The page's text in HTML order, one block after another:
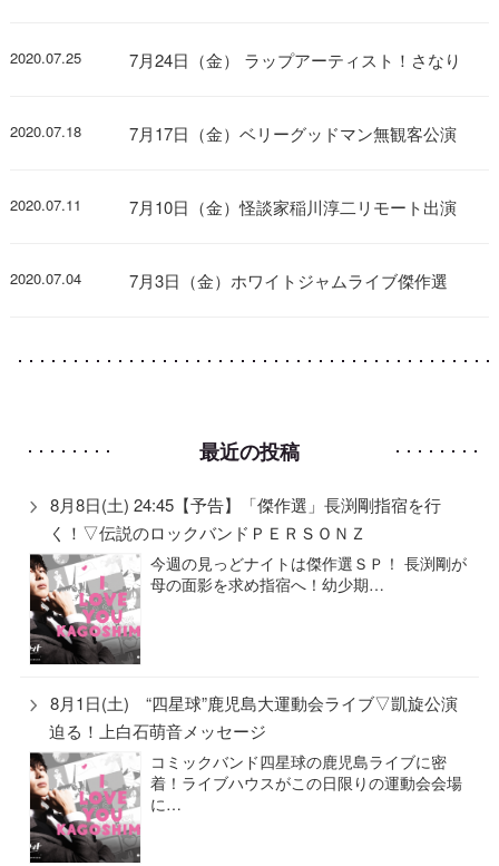
2020.07.25 7月24日（金） ​ラップアーティスト！さなり
2020.07.18 ​7月17日（金）ベリーグッドマン無観客公演
2020.07.11 ​7月10日（金）怪談家稲川淳二リモート出演
2020.07.04 ​​7月3日（金）ホワイトジャムライブ傑作選
最近の投稿
8月8日(土) 24:45【予告】「傑作選」長渕剛指宿を行
く！▽伝説のロックバンドＰＥＲＳＯＮＺ
今週の見っどナイトは傑作選ＳＰ！ 長渕剛が
母の面影を求め指宿へ！幼少期…
8月1日(土) “四星球”鹿児島大運動会ライブ▽凱旋公演
迫る！上白石萌音メッセージ
コミックバンド四星球の鹿児島ライブに密
着！ライブハウスがこの日限りの運動会会場
に…